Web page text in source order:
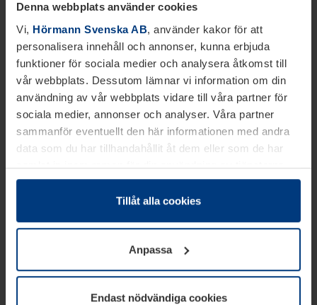
Denna webbplats använder cookies
Vi, Hörmann Svenska AB, använder kakor för att
personalisera innehåll och annonser, kunna erbjuda
funktioner för sociala medier och analysera åtkomst till
vår webbplats. Dessutom lämnar vi information om din
användning av vår webbplats vidare till våra partner för
sociala medier, annonser och analyser. Våra partner
sammanför eventuellt den här informationen med andra
data som du har tillhandahållit åt dem eller som de har
samlat in inom ramen för din användning av tjänsterna.
Juridiskt kan vi lagra kakor på din enhet, om de är
absolut nödvändiga för driften av den här webbplatsen.
godkännande kan du när som helst ändra eller återkalla i
informationen om kakor underDataskyddsförklaring
vår webbplats.
Tillåt alla cookies
Anpassa
Endast nödvändiga cookies